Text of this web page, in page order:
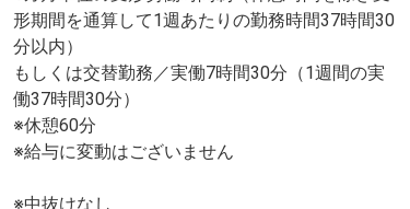
形期間を通算して1週あたりの勤務時間37時間30
分以内）
もしくは交替勤務／実働7時間30分（1週間の実
働37時間30分）
※休憩60分
※給与に変動はございません
※中抜けなし